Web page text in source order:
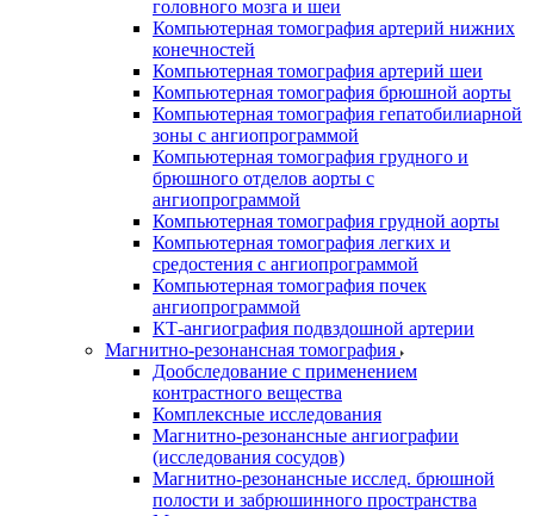
головного мозга и шеи
Компьютерная томография артерий нижних
конечностей
Компьютерная томография артерий шеи
Компьютерная томография брюшной аорты
Компьютерная томография гепатобилиарной
зоны с ангиопрограммой
Компьютерная томография грудного и
брюшного отделов аорты с
ангиопрограммой
Компьютерная томография грудной аорты
Компьютерная томография легких и
средостения с ангиопрограммой
Компьютерная томография почек
ангиопрограммой
КТ-ангиография подвздошной артерии
Магнитно-резонансная томография
Дообследование с применением
контрастного вещества
Комплексные исследования
Магнитно-резонансные ангиографии
(исследования сосудов)
Магнитно-резонансные исслед. брюшной
полости и забрюшинного пространства